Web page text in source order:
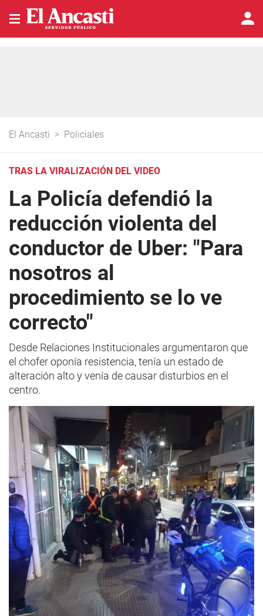
El Ancasti > Policiales
TRAS LA VIRALIZACIÓN DEL VIDEO
La Policía defendió la
reducción violenta del
conductor de Uber: "Para
nosotros al
procedimiento se lo ve
correcto"
Desde Relaciones Institucionales argumentaron que
el chofer oponía resistencia, tenía un estado de
alteración alto y venía de causar disturbios en el
centro.